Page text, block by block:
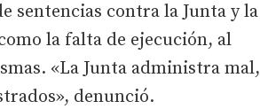
sentencias contra la Junta y la
la falta de ejecución, al
«La Junta administra mal,
denunció.